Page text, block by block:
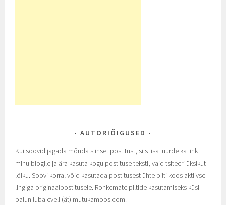
AUTORIÕIGUSED
Kui soovid jagada mõnda siinset postitust, siis lisa juurde ka link
minu blogile ja ära kasuta kogu postituse teksti, vaid tsiteeri üksikut
lõiku. Soovi korral võid kasutada postitusest ühte pilti koos aktiivse
lingiga originaalpostitusele. Rohkemate piltide kasutamiseks küsi
palun luba eveli (ät) mutukamoos.com.